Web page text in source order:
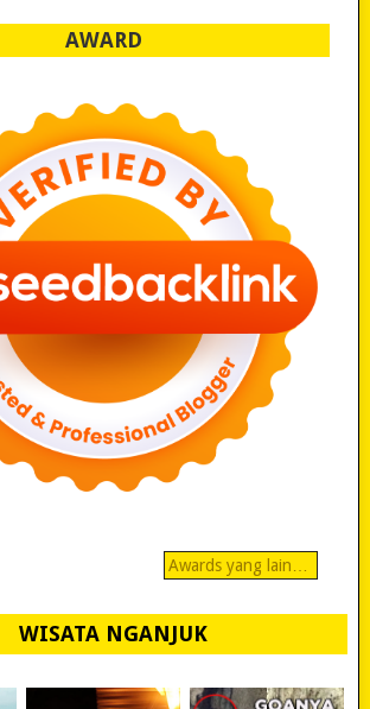
AWARD
Awards yang lain…
WISATA NGANJUK